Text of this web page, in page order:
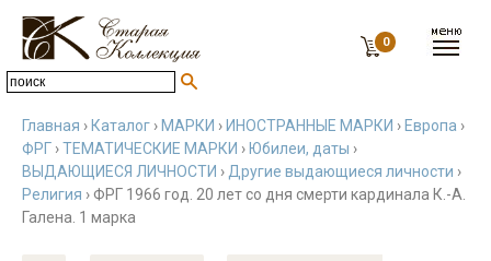
0
Главная › Каталог › МАРКИ › ИНОСТРАННЫЕ МАРКИ › Европа ›
ФРГ ›ТЕМАТИЧЕСКИЕ МАРКИ › Юбилеи, даты ›
ВЫДАЮЩИЕСЯ ЛИЧНОСТИ › Другие выдающиеся личности ›
Религия › ФРГ 1966 год. 20 лет со дня смерти кардинала К.-А.
Галена. 1 марка